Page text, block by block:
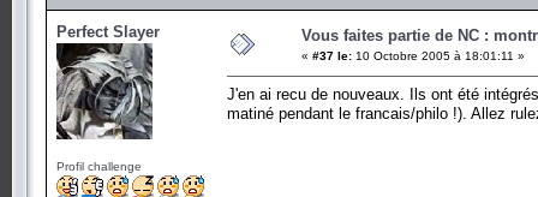
Perfect Slayer
Profil challenge
Vous faites partie de NC :
« #37 le: 10 Octobre 2005 à 18:01:11 »
J'en ai recu de nouveaux. Ils ont été
matiné pendant le francais/philo !). Allez